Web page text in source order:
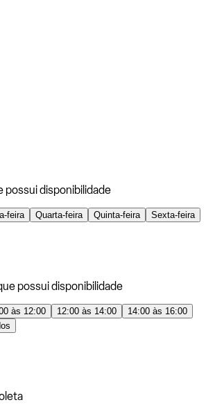
possui disponibilidade
feira Quarta-feira Quinta-feira
Sexta-feira
possui disponibilidade
às 12:00 12:00 às 14:00
14:00 às 16:00